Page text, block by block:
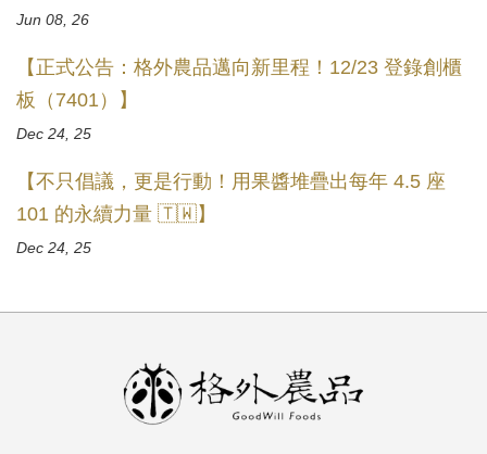
Jun 08, 26
【正式公告：格外農品邁向新里程！12/23 登錄創櫃
板（7401）】
Dec 24, 25
【不只倡議，更是行動！用果醬堆疊出每年 4.5 座
101 的永續力量 🇹🇼】
Dec 24, 25